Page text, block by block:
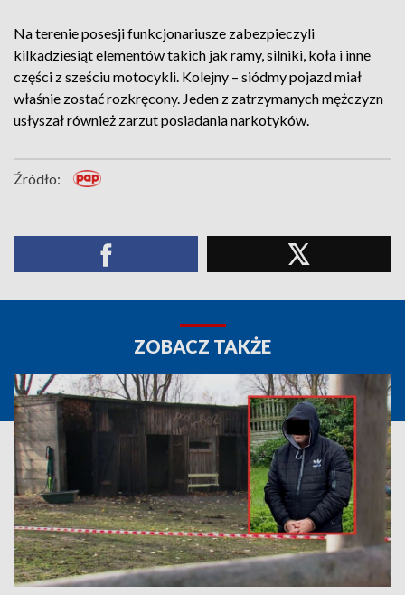
Na terenie posesji funkcjonariusze zabezpieczyli
kilkadziesiąt elementów takich jak ramy, silniki, koła i inne
części z sześciu motocykli. Kolejny – siódmy pojazd miał
właśnie zostać rozkręcony. Jeden z zatrzymanych mężczyzn
usłyszał również zarzut posiadania narkotyków.
Źródło:
ZOBACZ TAKŻE